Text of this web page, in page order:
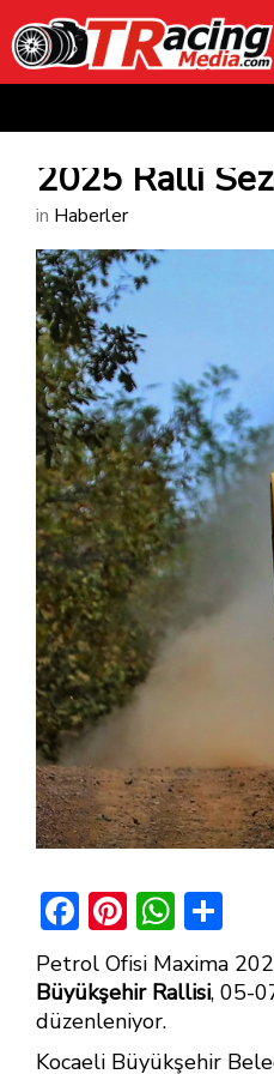
2025 Ralli
in Haberler
F
ac
e
b
o
Pi
nt
er
e
st
W
h
at
A
h
ar
Petrol Ofisi Maxima
Büyükşehir Rallisi, 05-
düzenleniyor.
Kocaeli Büyükşehir